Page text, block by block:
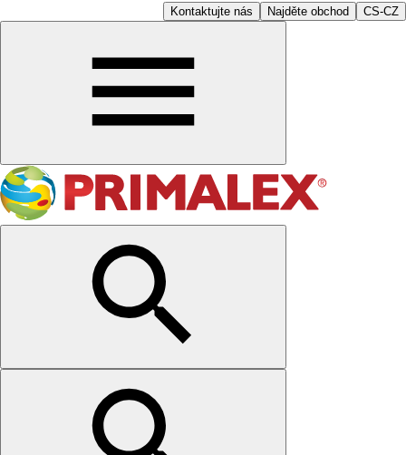
Kontaktujte nás Najděte obchod CS-CZ